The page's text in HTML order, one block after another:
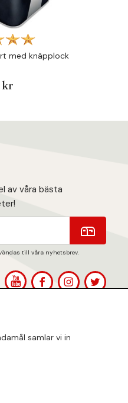
med knäpplock
kr
av våra bästa
till våra nyhetsbrev.
samlar vi in